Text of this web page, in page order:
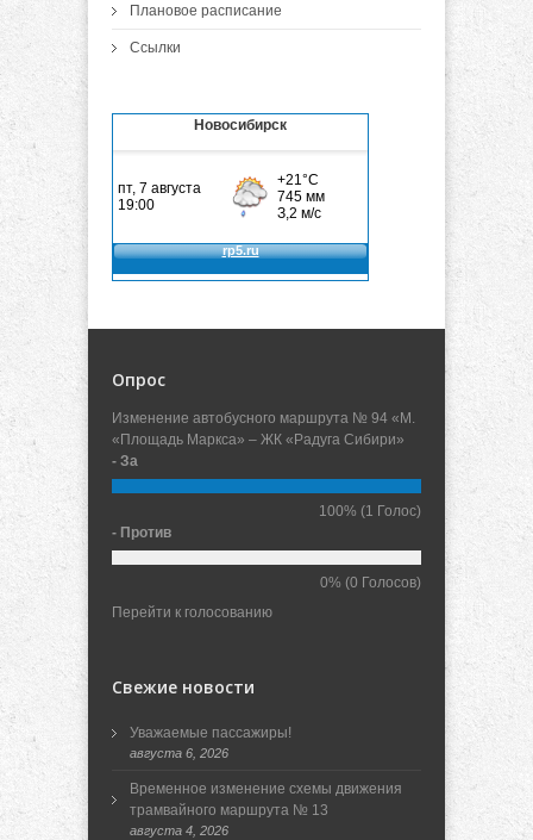
Плановое расписание
Ссылки
Новосибирск
Опрос
Изменение автобусного маршрута № 94 «М.
«Площадь Маркса» – ЖК «Радуга Сибири»
- За
100% (1 Голос)
- Против
0% (0 Голосов)
Перейти к голосованию
Свежие новости
Уважаемые пассажиры!
августа 6, 2026
Временное изменение схемы движения
трамвайного маршрута № 13
августа 4, 2026